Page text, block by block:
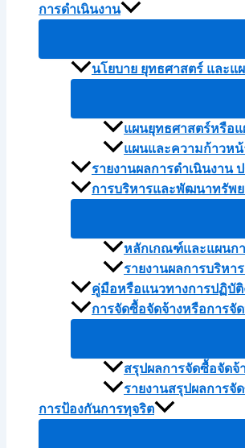
การดำเนินงาน
นโยบาย ยุทธศาสตร์ และแ
แผนยุทธศาสตร์หรือ
แผนและความก้าวห
รายงานผลการดำเนินงาน
การบริหารและพัฒนาทรัพ
หลักเกณฑ์และแผนก
รายงานผลการบริหา
คู่มือหรือแนวทางการปฏิบัติ
การจัดซื้อจัดจ้างหรือการจั
สรุปผลการจัดซื้อจัดจ้
รายงานสรุปผลการจั
การป้องกันการทุจริต